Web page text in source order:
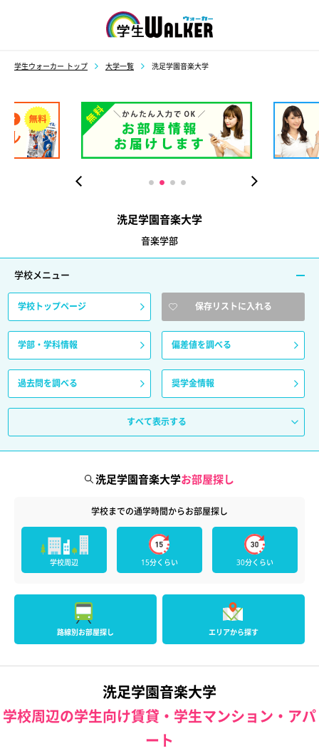
学生ウォーカー トップ 大学一覧 洗足学園音楽大学
洗足学園音楽大学
音楽学部
学校メニュー
学校トップページ 保存リストに入れる
学部・学科情報 偏差値を調べる
過去問を調べる 奨学金情報
すべて表示する
洗足学園音楽大学お部屋探し
学校までの通学時間からお部屋探し
学校周辺 15分くらい 30分くらい
路線別お部屋探し エリアから探す
洗足学園音楽大学
学校周辺の学生向け賃貸・学生マンション・アパ
ート